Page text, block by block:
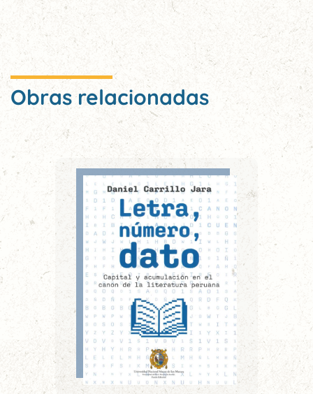
Obras relacionadas